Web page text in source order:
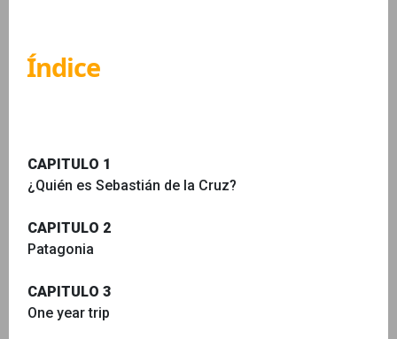
Índice
CAPITULO 1
¿Quién es Sebastián de la Cruz?
CAPITULO 2
Patagonia
CAPITULO 3
One year trip